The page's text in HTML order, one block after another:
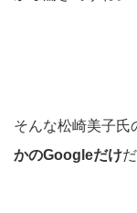
そんな松崎美子氏
かのGoogleだけ